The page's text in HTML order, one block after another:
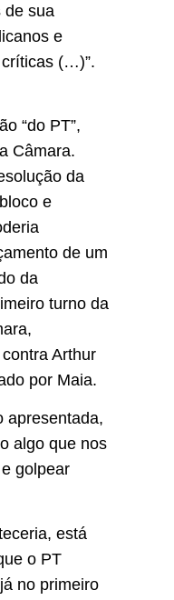
de sua
e
(…)”.
“do PT”,
Câmara.
da
e
de um
da
turno da
Arthur
por Maia.
apresentada,
algo que nos
golpear
está
o PT
no primeiro